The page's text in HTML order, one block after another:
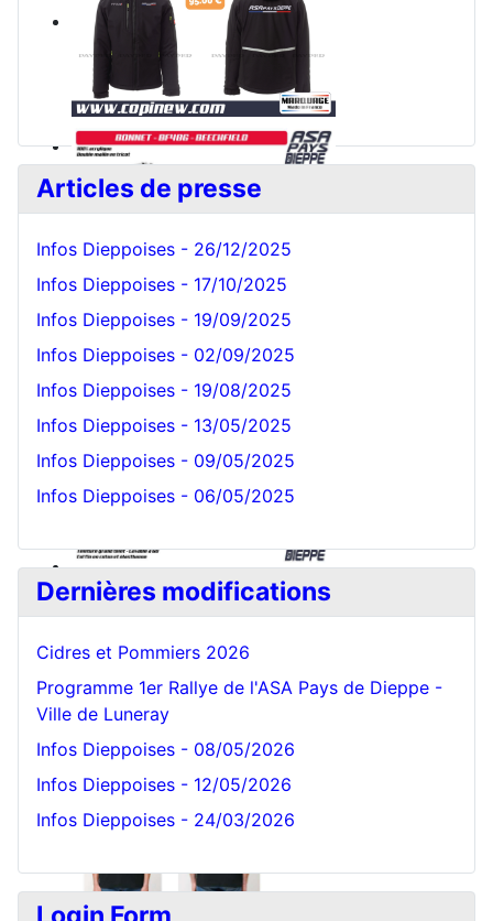
Bonnet Blanc
Articles de presse
Infos Dieppoises - 26/12/2025
Infos Dieppoises - 17/10/2025
Infos Dieppoises - 19/09/2025
Infos Dieppoises - 02/09/2025
Infos Dieppoises - 19/08/2025
Infos Dieppoises - 13/05/2025
Infos Dieppoises - 09/05/2025
Infos Dieppoises - 06/05/2025
Dernières modifications
Cidres et Pommiers 2026
Programme 1er Rallye de l'ASA Pays de Dieppe -
Ville de Luneray
Infos Dieppoises - 08/05/2026
Infos Dieppoises - 12/05/2026
Infos Dieppoises - 24/03/2026